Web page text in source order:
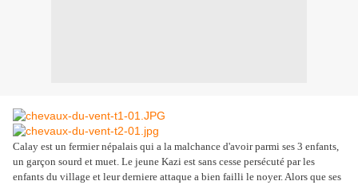
Calay est un fermier népalais qui a la malchance d'avoir parmi ses 3 enfants,
un garçon sourd et muet. Le jeune Kazi est sans cesse persécuté par les
enfants du village et leur derniere attaque a bien failli le noyer. Alors que ses